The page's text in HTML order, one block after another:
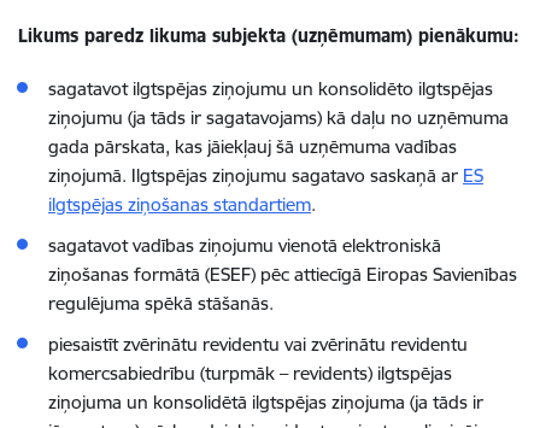
Likums paredz likuma subjekta (uzņēmumam) pienākumu:
sagatavot ilgtspējas ziņojumu un konsolidēto ilgtspējas
ziņojumu (ja tāds ir sagatavojams) kā daļu no uzņēmuma
gada pārskata, kas jāiekļauj šā uzņēmuma vadības
ziņojumā. Ilgtspējas ziņojumu sagatavo saskaņā ar ES
ilgtspējas ziņošanas standartiem.
sagatavot vadības ziņojumu vienotā elektroniskā
ziņošanas formātā (ESEF) pēc attiecīgā Eiropas Savienības
regulējuma spēkā stāšanās.
piesaistīt zvērinātu revidentu vai zvērinātu revidentu
komercsabiedrību (turpmāk – revidents) ilgtspējas
ziņojuma un konsolidētā ilgtspējas ziņojuma (ja tāds ir